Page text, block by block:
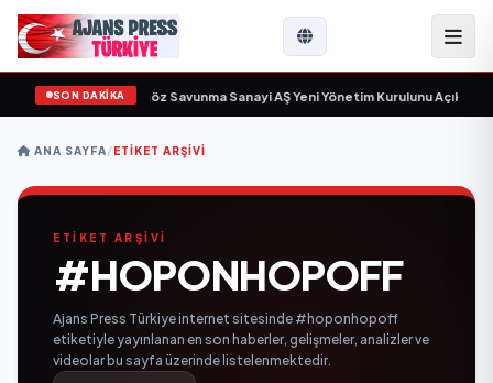
SON DAKİKA
gün sayıyor• Açıkgöz Savunma Sanayi AŞ Yeni Yönetim Kurulunu
ANA SAYFA/ETIKET ARŞIVI
ETİKET ARŞİVİ
#HOPONHOPOFF
Ajans Press Türkiye internet sitesinde #hoponhopoff
etiketiyle yayınlanan en son haberler, gelişmeler, analizler ve
videolar bu sayfa üzerinde listelenmektedir.